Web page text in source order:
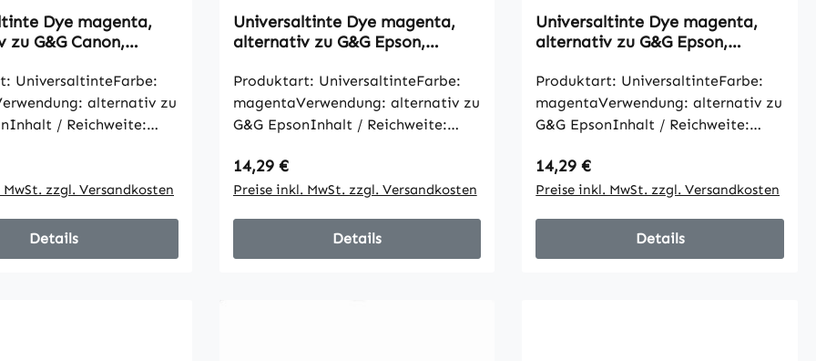
Dye magenta,
G&G Canon,
UniversaltinteFarbe:
alternativ zu
/ Reichweite:
zzgl. Versandkosten
Details
Universaltinte Dye magenta,
alternativ zu G&G Epson,
Produktart: UniversaltinteFarbe:
magentaVerwendung: alternativ zu
G&G EpsonInhalt / Reichweite:
Hersteller
Regulärer Preis:
14,29 €
Preise inkl. MwSt. zzgl. Versandkosten
Details
Universaltinte Dye magenta,
alternativ zu G&G Epson,
Produktart: UniversaltinteFarbe:
magentaVerwendung: alternativ zu
G&G EpsonInhalt / Reichweite:
Hersteller
Regulärer Preis:
14,29 €
Preise inkl. MwSt. zzgl. Versandkosten
Details